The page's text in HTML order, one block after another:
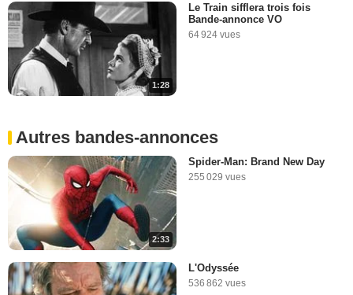
1:28
Le Train sifflera trois fois
Bande-annonce VO
64 924 vues
Autres bandes-annonces
2:33
Spider-Man: Brand New Day
255 029 vues
L'Odyssée
536 862 vues